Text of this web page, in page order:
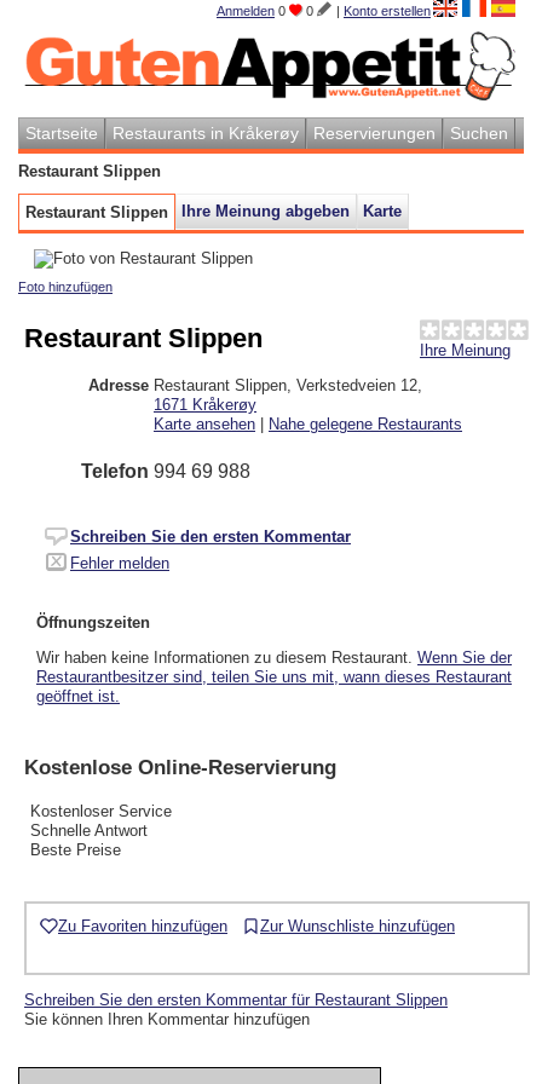
Anmelden 0 0 | Konto erstellen
Startseite Restaurants in Kråkerøy Reservierungen Suchen
Restaurant Slippen
Restaurant Slippen Ihre Meinung abgeben Karte
Foto hinzufügen
Ihre Meinung
Restaurant Slippen
Adresse Restaurant Slippen, Verkstedveien 12
1671 Kråkerøy
Karte ansehen | Nahe gelegene Restaurants
Telefon 994 69 988
Schreiben Sie den ersten Kommentar
Fehler melden
Öffnungszeiten
Wir haben keine Informationen zu diesem Restaurant. Wenn Sie der
Restaurantbesitzer sind, teilen Sie uns mit, wann dieses Restaurant
geöffnet ist.
Kostenlose Online-Reservierung
Kostenloser Service
Schnelle Antwort
Beste Preise
Zu Favoriten hinzufügen Zur Wunschliste hinzufügen
Schreiben Sie den ersten Kommentar für Restaurant Slippen
Sie können Ihren Kommentar hinzufügen